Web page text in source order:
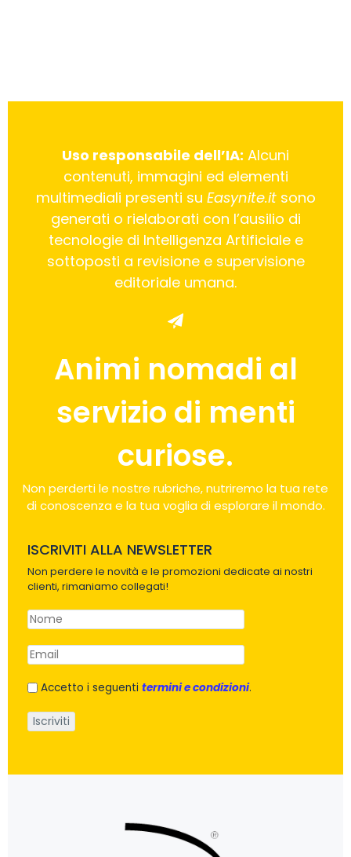
Uso responsabile dell’IA: Alcuni
contenuti, immagini ed elementi
multimediali presenti su Easynite.itsono
generati o rielaborati con l’ausilio di
tecnologie di Intelligenza Artificiale e
sottoposti a revisione e supervisione
editoriale umana.
Animi nomadi al
servizio di menti
curiose.
Non perderti le nostre rubriche, nutriremo la tua rete
di conoscenza e la tua voglia di esplorare il mondo.
ISCRIVITI ALLA NEWSLETTER
Non perdere le novità e le promozioni dedicate ai nostri
clienti, rimaniamo collegati!
Accetto i seguenti termini e condizioni.